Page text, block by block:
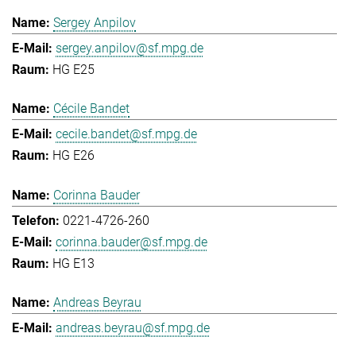
Sergey Anpilov
sergey.anpilov@sf.mpg.de
HG E25
Cécile Bandet
cecile.bandet@sf.mpg.de
HG E26
Corinna Bauder
0221-4726-260
corinna.bauder@sf.mpg.de
HG E13
Andreas Beyrau
andreas.beyrau@sf.mpg.de